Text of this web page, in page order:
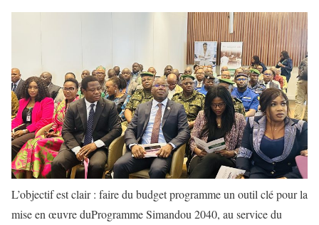
L’objectif est clair : faire du budget programme un outil clé pour la
mise en œuvre duProgramme Simandou 2040, au service du